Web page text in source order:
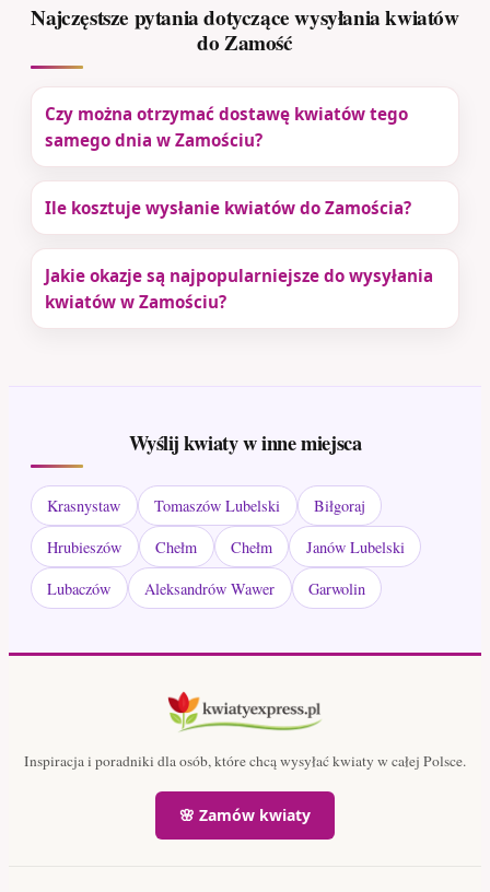
Najczęstsze pytania dotyczące wysyłania kwiatów
do Zamość
Czy można otrzymać dostawę kwiatów tego
samego dnia w Zamościu?
Ile kosztuje wysłanie kwiatów do Zamościa?
Jakie okazje są najpopularniejsze do wysyłania
kwiatów w Zamościu?
Wyślij kwiaty w inne miejsca
Krasnystaw Tomaszów Lubelski
Biłgoraj
Hrubieszów
Chełm Chełm
Janów Lubelski
Lubaczów
Aleksandrów Wawer Garwolin
Inspiracja i poradniki dla osób, które chcą wysyłać kwiaty w całej Polsce.
🌸 Zamów kwiaty